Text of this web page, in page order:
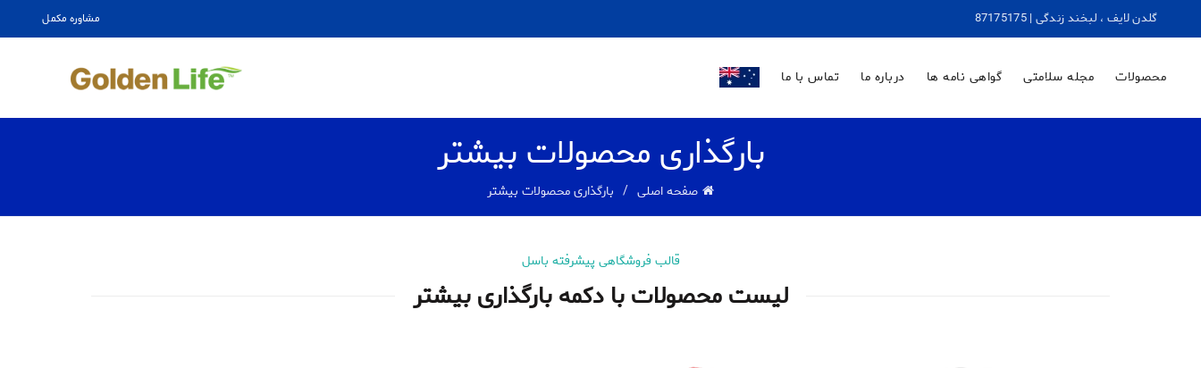
گلدن لایف ، لبخند زندگی | 87175175 مشاوره مکمل
LOGOتماس با ما درباره ما گواهی نامه ها مجله سلامتی محصولات
بارگذاری محصولات بیشتر
صفحه اصلی بارگذاری محصولات بیشتر
قالب فروشگاهی پیشرفته باسل
لیست محصولات با دکمه بارگذاری بیشتر